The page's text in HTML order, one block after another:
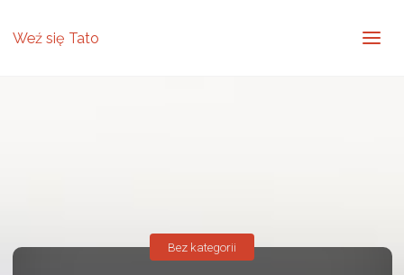
Weź się Tato
Bez kategorii